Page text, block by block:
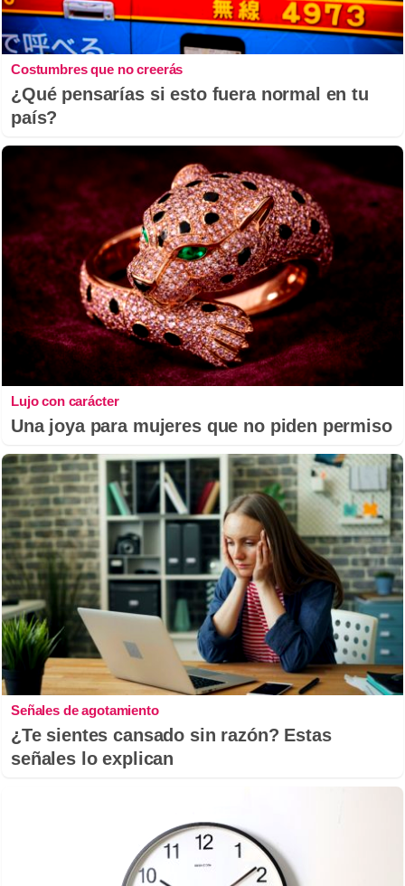
Costumbres que no creerás
¿Qué pensarías si esto fuera normal en tu
país?
Lujo con carácter
Una joya para mujeres que no piden permiso
Señales de agotamiento
¿Te sientes cansado sin razón? Estas
señales lo explican